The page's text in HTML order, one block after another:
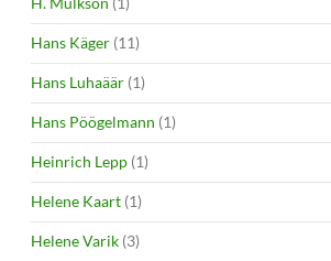
Hans Käger (11)
Hans Luhaäär (1)
Hans Pöögelmann (1)
Heinrich Lepp (1)
Helene Kaart (1)
Helene Varik (3)